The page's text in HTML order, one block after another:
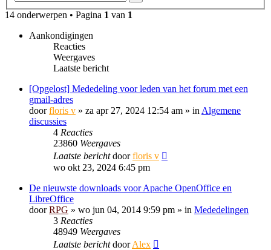
14 onderwerpen • Pagina 1 van 1
Aankondigingen
Reacties
Weergaves
Laatste bericht
[Opgelost] Mededeling voor leden van het forum met een
gmail-adres
doorfloris v » za apr 27, 2024 12:54 am » in Algemene
discussies
4 Reacties
23860 Weergaves
Laatste berichtdoorfloris v
wo okt 23, 2024 6:45 pm
De nieuwste downloads voor Apache OpenOffice en
LibreOffice
doorRPG » wo jun 04, 2014 9:59 pm » in Mededelingen
3 Reacties
48949 Weergaves
Laatste berichtdoorAlex